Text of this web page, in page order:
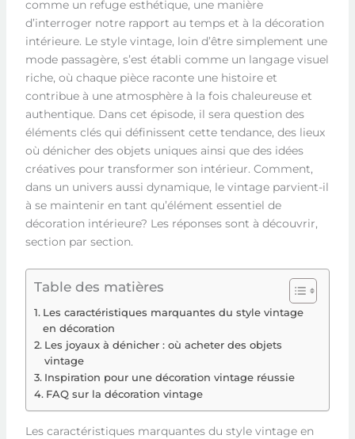
comme un refuge esthétique, une manière
d’interroger notre rapport au temps et à la décoration
intérieure. Le style vintage, loin d’être simplement une
mode passagère, s’est établi comme un langage visuel
riche, où chaque pièce raconte une histoire et
contribue à une atmosphère à la fois chaleureuse et
authentique. Dans cet épisode, il sera question des
éléments clés qui définissent cette tendance, des lieux
où dénicher des objets uniques ainsi que des idées
créatives pour transformer son intérieur. Comment,
dans un univers aussi dynamique, le vintage parvient-il
à se maintenir en tant qu’élément essentiel de
décoration intérieure? Les réponses sont à découvrir,
section par section.
Table des matières
Les caractéristiques marquantes du style vintage
en décoration
Les joyaux à dénicher : où acheter des objets
vintage
Inspiration pour une décoration vintage réussie
FAQ sur la décoration vintage
Les caractéristiques marquantes du style vintage en